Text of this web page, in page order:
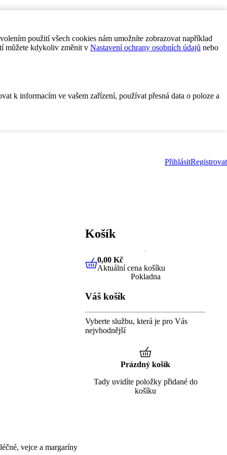
použití všech cookies nám umožníte zobrazovat například
můžete kdykoliv změnit v Nastavení ochrany osobních údajů nebo
k informacím ve vašem zařízení, používat přesná data o poloze a
PřihlásitRegistrovat
vejce a margaríny
Košík
0,00 KčAktuální cena košíku
0,00 Kč
Aktuální cena košíku
Pokladna
Váš košík
Vyberte službu, která je pro Vás
nejvhodnější
Prázdný košík
Tady uvidíte položky přidané do
košíku